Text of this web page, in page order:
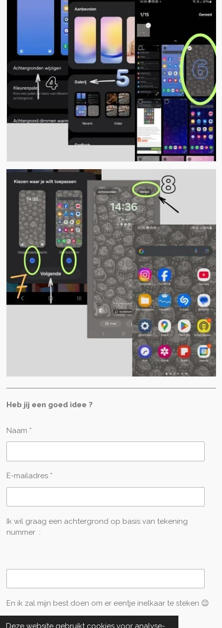
Deze website gebruikt cookies voor analyse-
Heb jij een goed idee ?
Naam *
E-mailadres *
Ik wil graag een achtergrond op basis van tekening
nummer :
En ik zal mijn best doen om er eentje inelkaar te steken 😉